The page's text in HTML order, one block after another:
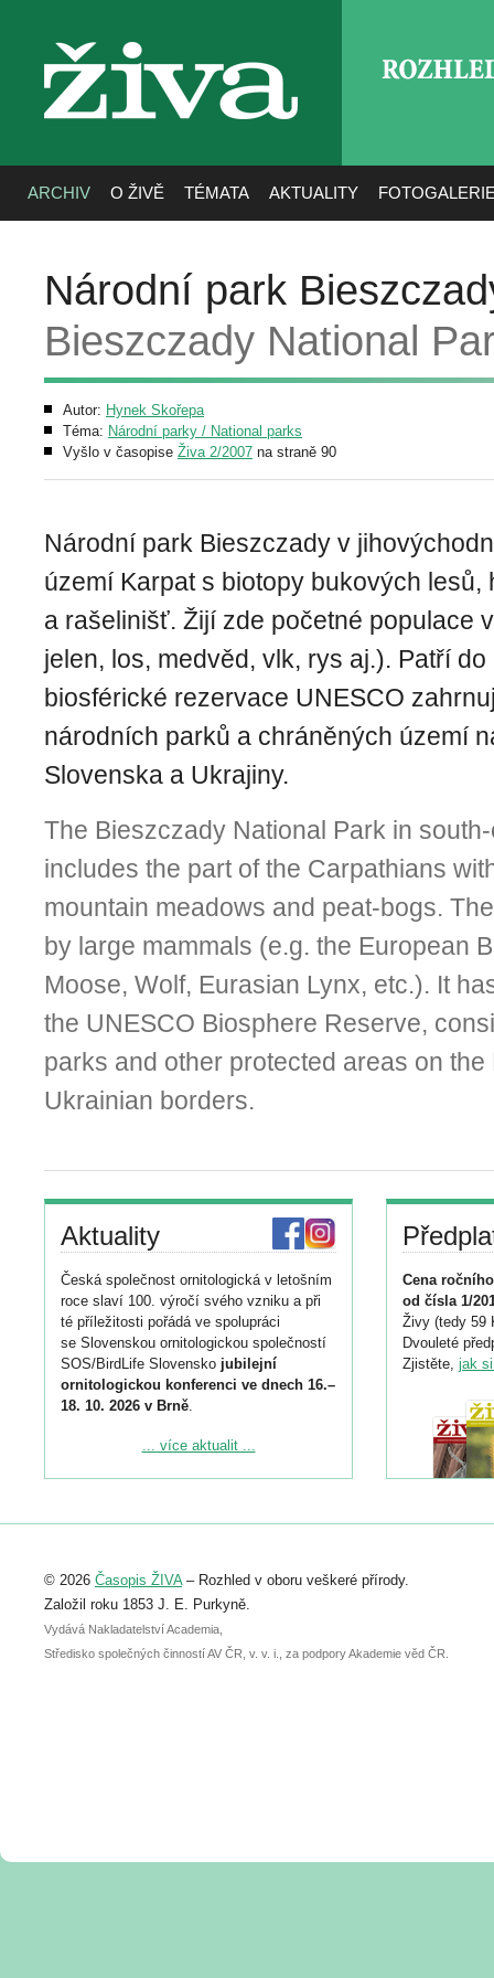
živa
ARCHIV O ŽIVĚ TÉMATA AKTUALITY
Národní park
Bieszczady National
Autor: Hynek Skořepa
Téma: Národní parky / National parks
Vyšlo v časopise Živa 2/2007 na straně 90
Národní park Bieszczady v
území Karpat s biotopy bukových lesů,
a rašelinišť. Žijí zde početné populace
jelen, los, medvěd, vlk, rys aj.). Patří
biosférické rezervace UNESCO
národních parků a chráněných území
Slovenska a Ukrajiny.
The Bieszczady National Park in
includes the part of the Carpathians
mountain meadows and peat-bogs.
by large mammals (e.g. the European
Moose, Wolf, Eurasian Lynx, etc.). It
the UNESCO Biosphere Reserve,
parks and other protected areas on
Ukrainian borders.
Aktuality
Česká společnost ornitologická v letošním
roce slaví 100. výročí svého vzniku a při
té příležitosti pořádá ve spolupráci
se Slovenskou ornitologickou společností
SOS/BirdLife Slovensko jubilejní
ornitologickou konferenci ve dnech 16.–
18. 10. 2026 v Brně.
Podrobnější informace ke konferenci
Registrovat se můžete do 6. září.
abstraktu přihlášené přednášky nebo
posteru je už 30. června.
... více aktualit ...
Cena
od čísla 1/
Živy (tedy 59
Dvouleté
Zjistěte, jak
© 2026 Časopis ŽIVA– Rozhled v oboru veškeré přírody.
Založil roku 1853 J. E. Purkyně.
Vydává Nakladatelství Academia,
Středisko společných činností AV ČR, v. v. i., za podpory Akademie věd ČR.